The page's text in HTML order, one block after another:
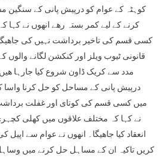
کوہٹہ کے عوام کو درپیش پانی کے
کرنے کے لیے کمر بستہ رھے انھوں نے
کسی قسم کی تاخیر برداشت نہیں کی
قانونی ٹیوب ویلز اور کنکشن لگانے
مدد سے کریک ڈاون شروع کیا جارہا
درپیش پانی کے مساحل کو حل کرنا واسا
میں کسی قسم کی کوتای اور غفلت
نے کہا کہ مختلف علاقوں میں کھلی
انعقاد کیا جاھیگا۔ انھوں نے عوام سے اپیل
کریں تاکیہ ان کے مساہل حل کرنے میں